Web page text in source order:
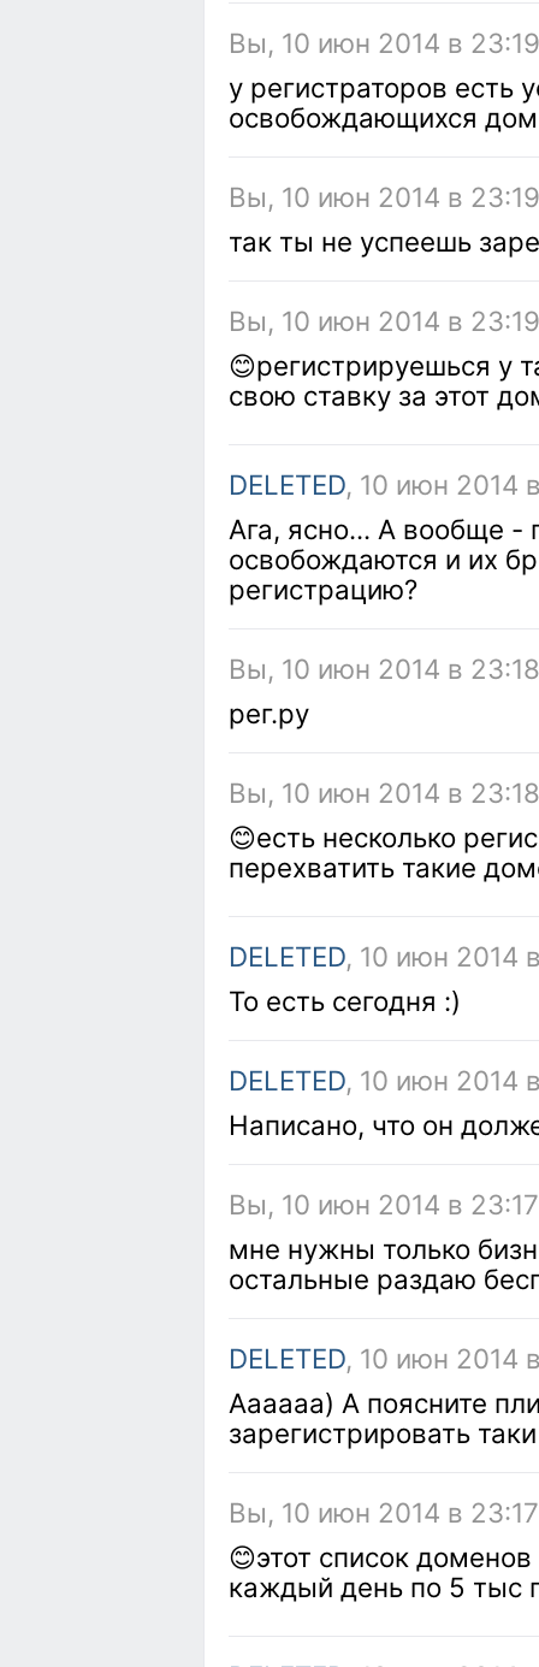
Вы, 10 июн 2014 в
у регистраторов есть
освобождающихся
Вы, 10 июн 2014 в
так ты не успеешь
Вы, 10 июн 2014 в
😊регистрируешься у
свою ставку за этот
DELETED, 10 июн 2014
Ага, ясно... А вообще -
освобождаются и их
регистрацию?
Вы, 10 июн 2014 в
рег.ру
Вы, 10 июн 2014 в
😊есть несколько
перехватить такие
DELETED, 10 июн 2014
То есть сегодня :)
DELETED, 10 июн 2014
Написано, что он
Вы, 10 июн 2014 в
мне нужны только
остальные раздаю
DELETED, 10 июн 2014
Аааааа) А поясните
зарегистрировать
Вы, 10 июн 2014 в
😊этот список
каждый день по 5 тыс